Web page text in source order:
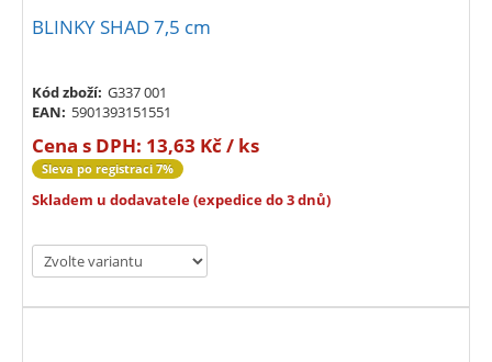
BLINKY SHAD 7,5 cm
Kód zboží: G337 001
EAN: 5901393151551
Cena s DPH: 13,63 Kč / ks
Sleva po registraci 7%
Skladem u dodavatele (expedice do 3 dnů)